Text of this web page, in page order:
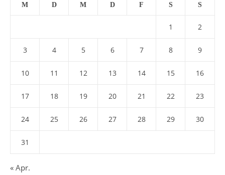
M D M D F S S
1 2
3 4 5 6 7 8 9
10 11 12 13 14 15 16
17 18 19 20 21 22 23
24 25 26 27 28 29 30
31
« Apr.